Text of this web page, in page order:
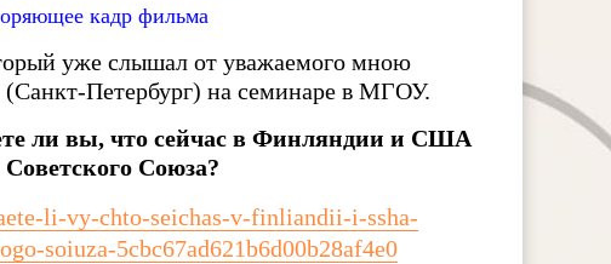
кадр фильма
уже слышал от уважаемого мною
Петербург) на семинаре в МГОУ.
ли вы, что сейчас в Финляндии и США
Союза?
li-vy-chto-seichas-v-finliandii-i-ssha-
soiuza-5cbc67ad621b6d00b28af4e0